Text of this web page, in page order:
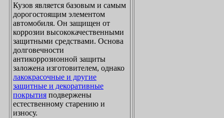
Кузов является базовым и самым
дорогостоящим элементом
автомобиля. Он защищен от
коррозии высококачественными
защитными средствами. Основа
долговечности
антикоррозионной защиты
заложена изготовителем, однако
лакокрасочные и другие
защитные и декоративные
покрытия подвержены
естественному старению и
износу.